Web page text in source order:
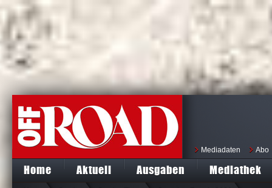
Mediadaten Abo
Home Aktuell Ausgaben Mediathek